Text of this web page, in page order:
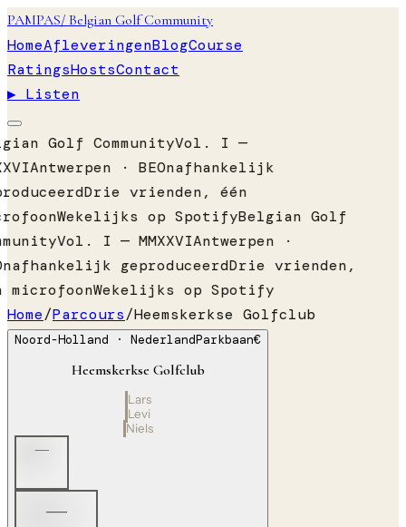
PAMPAS/ Belgian Golf Community
HomeAfleveringenBlogCourse
RatingsHostsContact
▶ Listen
Golf CommunityVol. I —
Antwerpen · BEOnafhankelijk
Drie vrienden, één
Wekelijks op SpotifyBelgian Golf
Vol. I — MMXXVIAntwerpen ·
geproduceerdDrie vrienden,
microfoonWekelijks op Spotify
Home/Parcours/Heemskerkse Golfclub
Noord-Holland · NederlandParkbaan€
Heemskerkse Golfclub
Lars
Levi
Niels
—
—